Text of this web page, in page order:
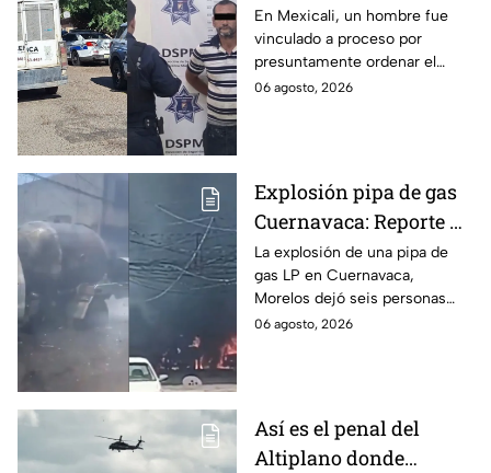
a su hermana con
discapacidad en
Mexicali, BC
En Mexicali, un hombre fue
vinculado a proceso por
presuntamente ordenar el
ataque de 16 perros contra su
06 agosto, 2026
Explosión pipa de gas
Cuernavaca: Reporte de
víctimas tras estallido
en Morelos
La explosión de una pipa de
gas LP en Cuernavaca,
Morelos dejó seis personas
hospitalizadas. IMSS informó
06 agosto, 2026
Así es el penal del
Altiplano donde